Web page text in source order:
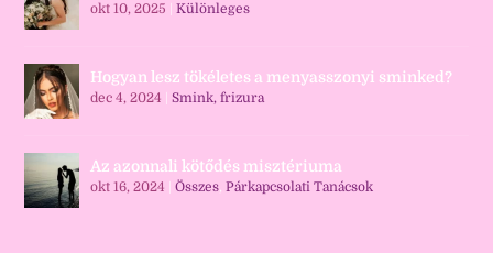
okt 10, 2025 |Különleges
Hogyan lesz tökéletes a menyasszonyi sminked?
dec 4, 2024 |Smink, frizura
Az azonnali kötődés misztériuma
okt 16, 2024 |Összes,Párkapcsolati Tanácsok